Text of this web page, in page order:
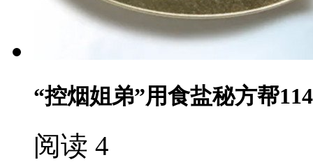
“控烟姐弟”用食盐秘方帮
阅读 4